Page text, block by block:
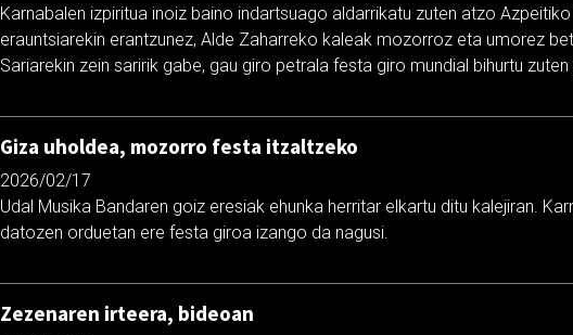
Karnabalen izpiritua inoiz baino indartsuago aldarrikatu zuten atzo
erauntsiarekin erantzunez, Alde Zaharreko kaleak mozorroz eta umorez
Sariarekin zein saririk gabe, gau giro petrala festa giro mundial bihurtu
Giza uholdea, mozorro festa itzaltzeko
2026/02/17
Udal Musika Bandaren goiz eresiak ehunka herritar elkartu ditu kalejiran.
datozen orduetan ere festa giroa izango da nagusi.
Zezenaren irteera, bideoan